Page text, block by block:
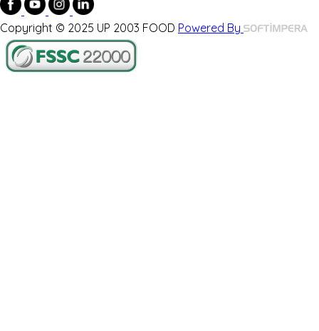
Copyright © 2025 UP 2003 FOOD Powered By